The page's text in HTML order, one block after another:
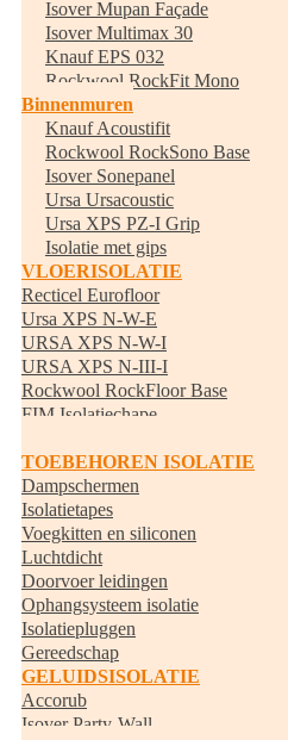
Isover Mupan Façade
Isover Multimax 30
Knauf EPS 032
Rockwool RockFit Mono
Binnenmuren
Knauf Acoustifit
Rockwool RockSono Base
Isover Sonepanel
Ursa Ursacoustic
Ursa XPS PZ-I Grip
Isolatie met gips
VLOERISOLATIE
Recticel Eurofloor
Ursa XPS N-W-E
URSA XPS N-W-I
URSA XPS N-III-I
Rockwool RockFloor Base
FIM Isolatiechape
TOEBEHOREN ISOLATIE
Dampschermen
Isolatietapes
Voegkitten en siliconen
Luchtdicht
Doorvoer leidingen
Ophangsysteem isolatie
Isolatiepluggen
Gereedschap
GELUIDSISOLATIE
Accorub
Isover Party-Wall